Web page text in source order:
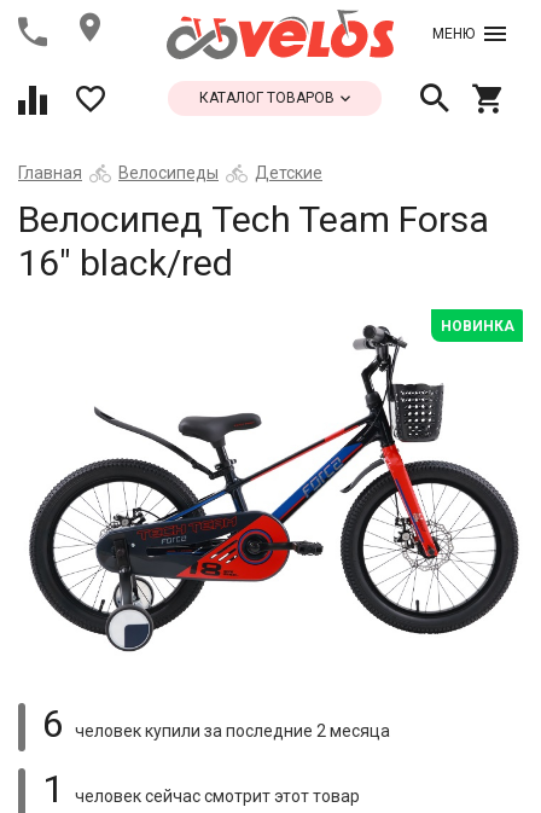
МЕНЮ
КАТАЛОГ ТОВАРОВ
Главная Велосипеды Детские
Велосипед Tech Team Forsa
16" black/red
НОВИНКА
6 человек купили за последние 2 месяца
1 человек сейчас смотритэтот товар